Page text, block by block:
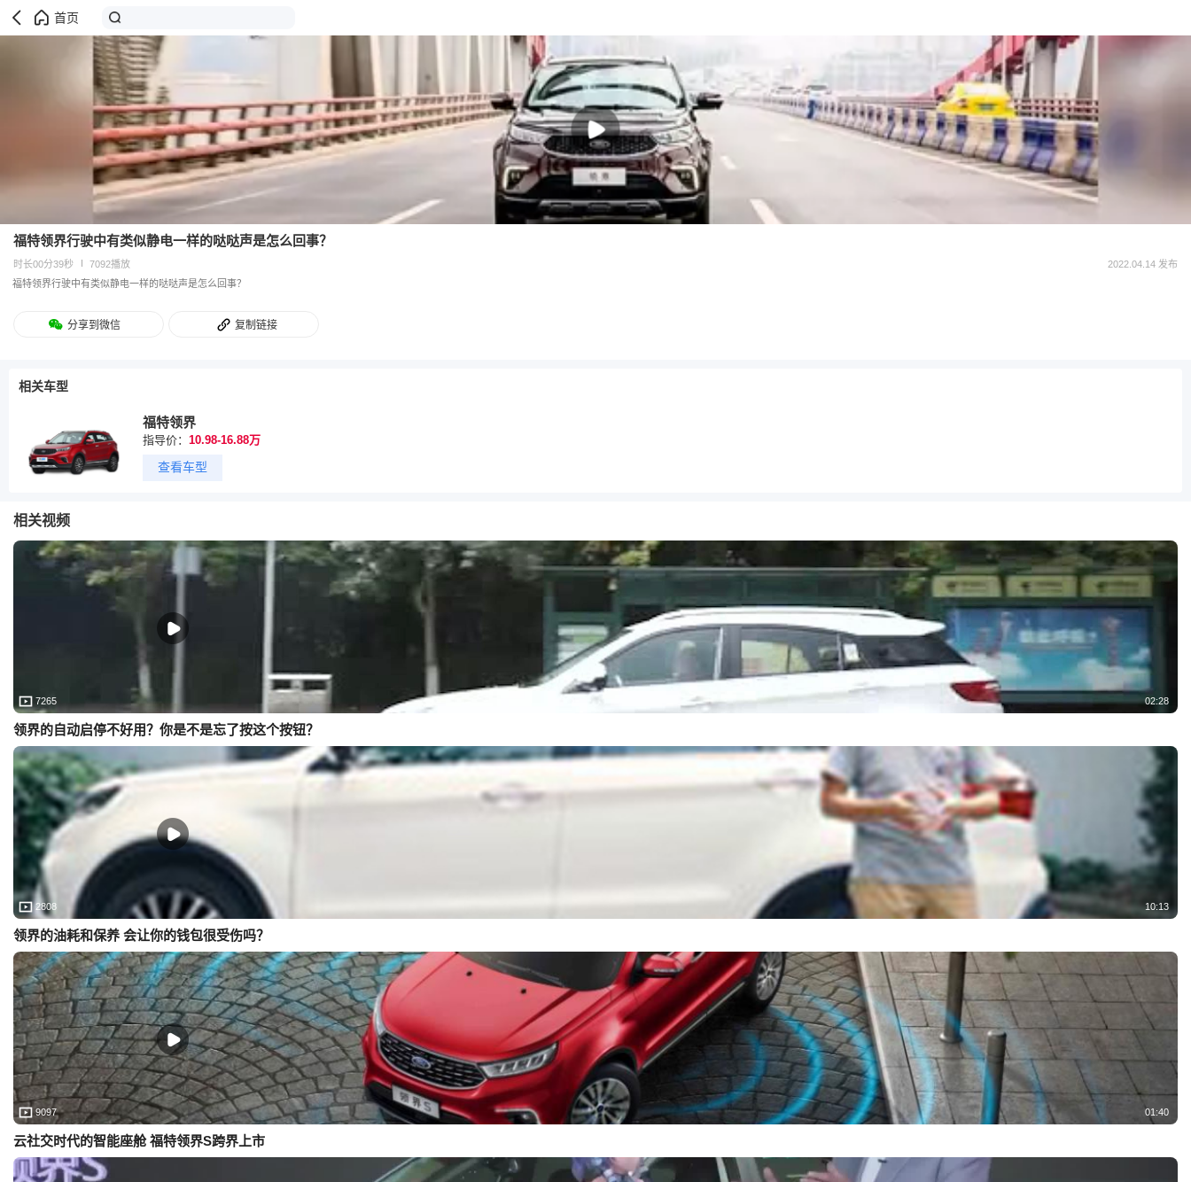
首页
福特领界行驶中有类似静电一样的哒哒声是怎么回事？
时长00分39秒 7092播放
2022.04.14 发布
福特领界行驶中有类似静电一样的哒哒声是怎么回事？
分享到微信 复制链接
相关车型
福特领界
指导价： 10.98-16.88万
查看车型
相关视频
7265 02:28
领界的自动启停不好用？你是不是忘了按这个按钮？
2808 10:13
领界的油耗和保养 会让你的钱包很受伤吗？
9097 01:40
云社交时代的智能座舱 福特领界S跨界上市